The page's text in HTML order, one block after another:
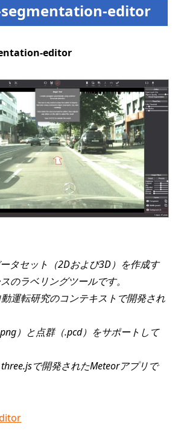
editor
editor
タセット（2Dおよび3D）を作成す
のラベリングツールです。
運転研究のコンテキストで開発され
）と点群（.pcd）をサポートして
three.jsで開発されたMeteorアプリで